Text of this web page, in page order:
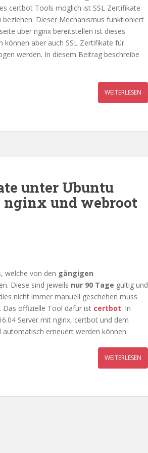
certbot Tools möglich ist SSL Zertifikate
Dieser Mechanismus funktioniert
über nginx bereitstellen ist dieses
aber auch SSL Zertifikate für
werden. In diesem Beitrag beschreibe
WEITERLESEN
unter Ubuntu
nginx und webroot
welche von den gängigen
Diese sind jeweils nur 90 Tage gültig und
nicht immer manuell geschehen muss
. Das offizielle Tool dafür ist certbot. In
Server mit nginx, certbot und dem
erneuert werden können.
WEITERLESEN